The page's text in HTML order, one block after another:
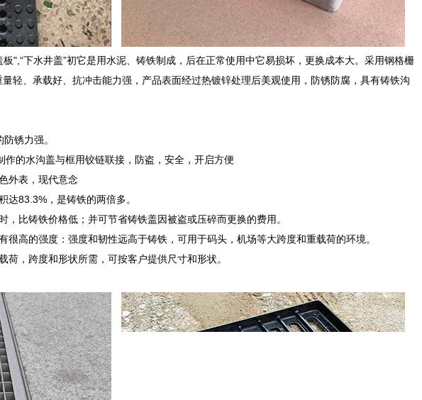
",“下水井盖”初它是用水泥、铸铁制成，后在正常使用中它易损坏，更换成本大。采用钢格栅
轻、承载好、抗冲击能力强，产品表面经过热镀锌处理后美观使用，防锈防腐，具有铸铁沟
锈力强。
的水沟盖与框用铰链联接，防盗，安全，开启方便
外表，现代意念
83.3%，是铸铁的两倍多。
比铸铁价格低；并可节省铸铁盖因被盗或压碎而更换的费用。
高的强度：强度和韧性远高于铸铁，可用于码头，机场等大跨度和重载荷的环境。
，跨度和形状所需，可按客户提供尺寸和形状。